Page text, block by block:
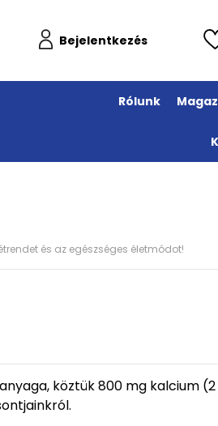
Bejelentkezés
Rólunk
és az egészséges életmódot!
köztük 800 mg kalcium (2